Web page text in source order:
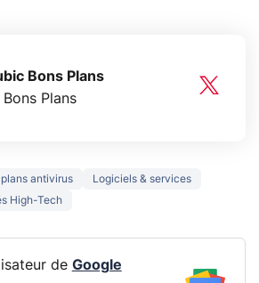
Bons Plans
Plans
plans antivirus
Logiciels & services
High-Tech
de Google